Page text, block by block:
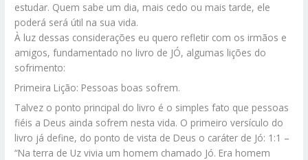
estudar. Quem sabe um dia, mais cedo ou mais tarde, ele
poderá será útil na sua vida.
À luz dessas considerações eu quero refletir com os irmãos e
amigos, fundamentado no livro de JÓ, algumas lições do
sofrimento:
Primeira Lição: Pessoas boas sofrem.
Talvez o ponto principal do livro é o simples fato que pessoas
fiéis a Deus ainda sofrem nesta vida. O primeiro versículo do
livro já define, do ponto de vista de Deus o caráter de Jó: 1:1 –
“Na terra de Uz vivia um homem chamado Jó. Era homem